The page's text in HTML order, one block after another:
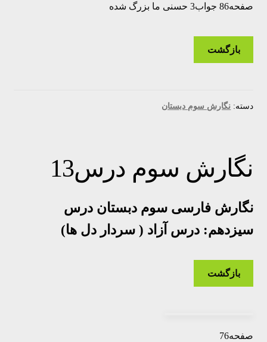
صفحه86 جواب3 حسنی ما بزرگ شده
بازگشت
دسته: نگارش سوم دبستان
نگارش سوم درس13
نگارش فارسی سوم دبستان درس
سیزدهم: درس آزاد ( سردار دل ها)
بازگشت
صفحه76